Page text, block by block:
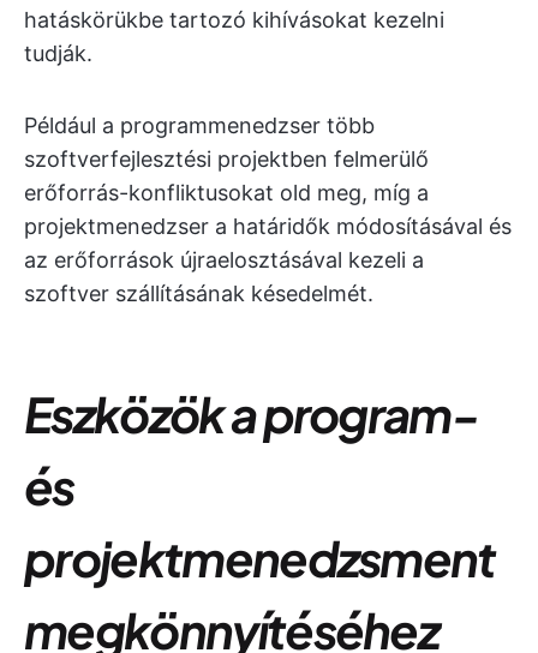
hatáskörükbe tartozó kihívásokat kezelni
tudják.
Például a programmenedzser több
szoftverfejlesztési projektben felmerülő
erőforrás-konfliktusokat old meg, míg a
projektmenedzser a határidők módosításával és
az erőforrások újraelosztásával kezeli a
szoftver szállításának késedelmét.
Eszközök a program-
és
projektmenedzsment
megkönnyítéséhez